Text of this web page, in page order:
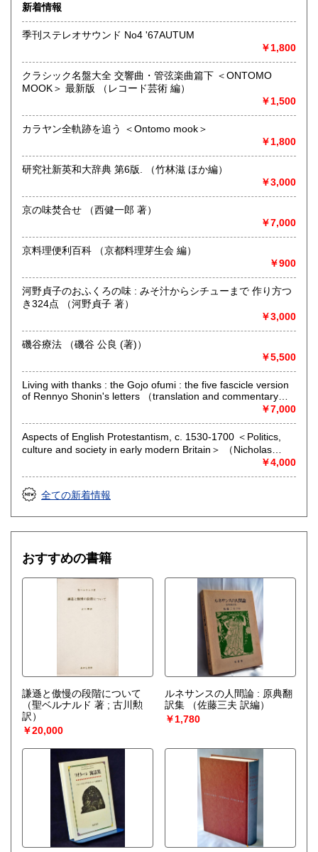
沿線名：京都市営地下鉄
最寄駅：北大路
定休日：不定休
書籍の買取について
出張買取、宅急便買取致します。まずはご一報下さい。持込
の場合は必ずあらかじめご連絡下さい。
取り扱い分野
哲学宗教、歴史、社会科学、自然科学、美術工芸、趣味、古
新着情報
季刊ステレオサウンド No4 '67AUTUM
￥1,800
クラシック名盤大全 交響曲・管弦楽曲篇下 ＜ONTOMO
MOOK＞ 最新版 （レコード芸術 編）
￥1,500
カラヤン全軌跡を追う ＜Ontomo mook＞
￥1,800
研究社新英和大辞典 第6版. （竹林滋 ほか編）
￥3,000
京の味焚合せ （西健一郎 著）
￥7,000
京料理便利百科 （京都料理芽生会 編）
￥900
河野貞子のおふくろの味 : みそ汁からシチューまで 作り方つ
き324点 （河野貞子 著）
￥3,000
磯谷療法 （磯谷 公良 (著)）
￥5,500
Living with thanks : the Gojo ofumi : the five fascicle version
of Rennyo Shonin's letters （translation and commentary
￥7,000
Aspects of English Protestantism, c. 1530-1700 ＜Politics,
culture and society in early modern Britain＞ （Nicholas
￥4,000
全ての新着情報
おすすめの書籍
謙遜と傲慢の段階について
（聖ベルナルド 著 ; 古川勲
訳）
￥20,000
ルネサンスの人間論 : 原典翻
訳集
（佐藤三夫 訳編）
￥1,780